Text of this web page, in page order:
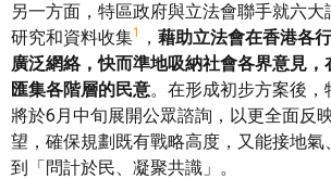
另一方面，特區政府與立法會聯手就六大
研究和資料收集1 ， 藉助立法會在香港各
廣泛網絡，快而準地吸納社會各界意見
匯集各階層的民意。在形成初步方案後
將於6月中旬展開公眾諮詢，以更全面反
望，確保規劃既有戰略高度，又能接地氣
到「問計於民、凝聚共識」。